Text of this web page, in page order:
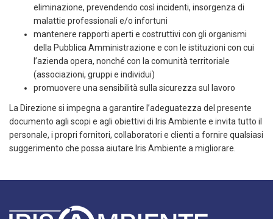
eliminazione, prevendendo così incidenti, insorgenza di
malattie professionali e/o infortuni
mantenere rapporti aperti e costruttivi con gli organismi
della Pubblica Amministrazione e con le istituzioni con cui
l’azienda opera, nonché con la comunità territoriale
(associazioni, gruppi e individui)
promuovere una sensibilità sulla sicurezza sul lavoro
La Direzione si impegna a garantire l’adeguatezza del presente
documento agli scopi e agli obiettivi di Iris Ambiente e invita tutto il
personale, i propri fornitori, collaboratori e clienti a fornire qualsiasi
suggerimento che possa aiutare Iris Ambiente a migliorare.